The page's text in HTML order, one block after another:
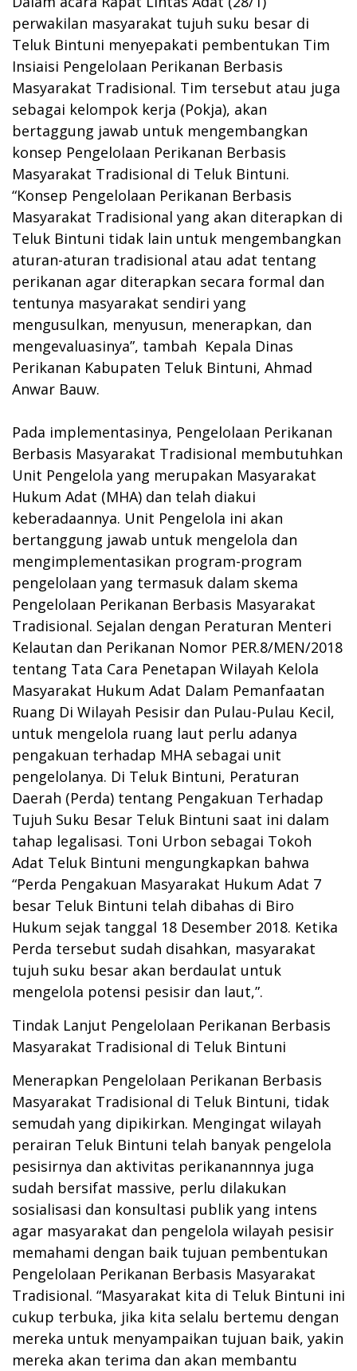
perwakilan masyarakat tujuh suku besar di
Teluk Bintuni menyepakati pembentukan Tim
Insiaisi Pengelolaan Perikanan Berbasis
Masyarakat Tradisional. Tim tersebut atau juga
sebagai kelompok kerja (Pokja), akan
bertaggung jawab untuk mengembangkan
konsep Pengelolaan Perikanan Berbasis
Masyarakat Tradisional di Teluk Bintuni.
“Konsep Pengelolaan Perikanan Berbasis
Masyarakat Tradisional yang akan diterapkan di
Teluk Bintuni tidak lain untuk mengembangkan
aturan-aturan tradisional atau adat tentang
perikanan agar diterapkan secara formal dan
tentunya masyarakat sendiri yang
mengusulkan, menyusun, menerapkan, dan
mengevaluasinya”, tambah Kepala Dinas
Perikanan Kabupaten Teluk Bintuni, Ahmad
Anwar Bauw.
Pada implementasinya, Pengelolaan Perikanan
Berbasis Masyarakat Tradisional membutuhkan
Unit Pengelola yang merupakan Masyarakat
Hukum Adat (MHA) dan telah diakui
keberadaannya. Unit Pengelola ini akan
bertanggung jawab untuk mengelola dan
mengimplementasikan program-program
pengelolaan yang termasuk dalam skema
Pengelolaan Perikanan Berbasis Masyarakat
Tradisional. Sejalan dengan Peraturan Menteri
Kelautan dan Perikanan Nomor PER.8/MEN/2018
tentang Tata Cara Penetapan Wilayah Kelola
Masyarakat Hukum Adat Dalam Pemanfaatan
Ruang Di Wilayah Pesisir dan Pulau-Pulau Kecil,
untuk mengelola ruang laut perlu adanya
pengakuan terhadap MHA sebagai unit
pengelolanya. Di Teluk Bintuni, Peraturan
Daerah (Perda) tentang Pengakuan Terhadap
Tujuh Suku Besar Teluk Bintuni saat ini dalam
tahap legalisasi. Toni Urbon sebagai Tokoh
Adat Teluk Bintuni mengungkapkan bahwa
“Perda Pengakuan Masyarakat Hukum Adat 7
besar Teluk Bintuni telah dibahas di Biro
Hukum sejak tanggal 18 Desember 2018. Ketika
Perda tersebut sudah disahkan, masyarakat
tujuh suku besar akan berdaulat untuk
mengelola potensi pesisir dan laut,”.
Tindak Lanjut Pengelolaan Perikanan Berbasis
Masyarakat Tradisional di Teluk Bintuni
Menerapkan Pengelolaan Perikanan Berbasis
Masyarakat Tradisional di Teluk Bintuni, tidak
semudah yang dipikirkan. Mengingat wilayah
perairan Teluk Bintuni telah banyak pengelola
pesisirnya dan aktivitas perikanannnya juga
sudah bersifat massive, perlu dilakukan
sosialisasi dan konsultasi publik yang intens
agar masyarakat dan pengelola wilayah pesisir
memahami dengan baik tujuan pembentukan
Pengelolaan Perikanan Berbasis Masyarakat
Tradisional. “Masyarakat kita di Teluk Bintuni ini
cukup terbuka, jika kita selalu bertemu dengan
mereka untuk menyampaikan tujuan baik, yakin
mereka akan terima dan akan membantu